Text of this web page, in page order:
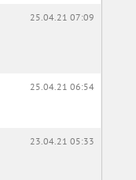
25.04.21 07:09
25.04.21 06:54
23.04.21 05:33